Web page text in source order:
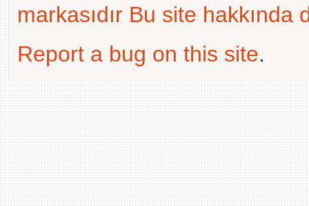
markasıdır Bu site hakkında
Report a bug on this site.